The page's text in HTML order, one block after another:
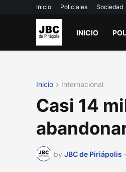
Inicio Policiales Sociedad
INICIO
Inicio Internacional
Casi 14
by JBC de Piriápolis